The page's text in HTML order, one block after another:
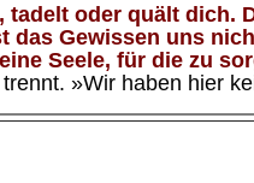
oder quält
das Gewissen uns
Seele, für die zu
»Wir haben hier